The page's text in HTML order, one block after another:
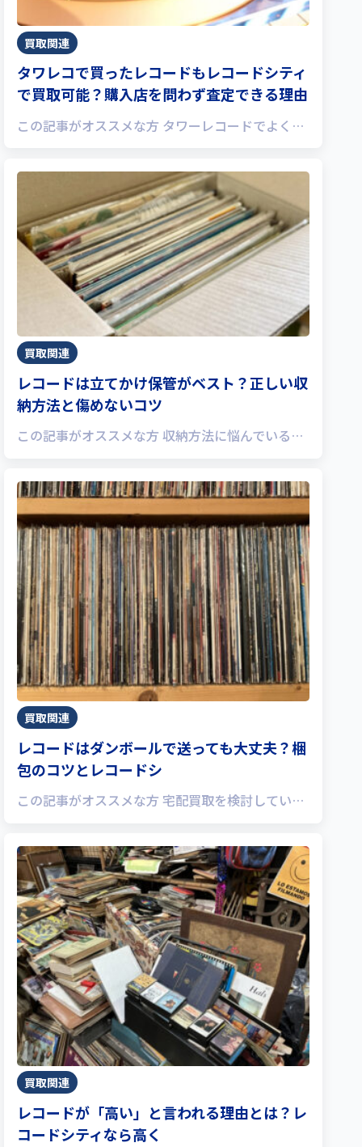
買取関連
タワレコで買ったレコードもレコードシティ
で買取可能？購入店を問わず査定できる理由
この記事がオススメな方 タワーレコードでよく…
買取関連
レコードは立てかけ保管がベスト？正しい収
納方法と傷めないコツ
この記事がオススメな方 収納方法に悩んでいる…
買取関連
レコードはダンボールで送っても大丈夫？梱
包のコツとレコードシ
この記事がオススメな方 宅配買取を検討してい…
買取関連
レコードが「高い」と言われる理由とは？レ
コードシティなら高く